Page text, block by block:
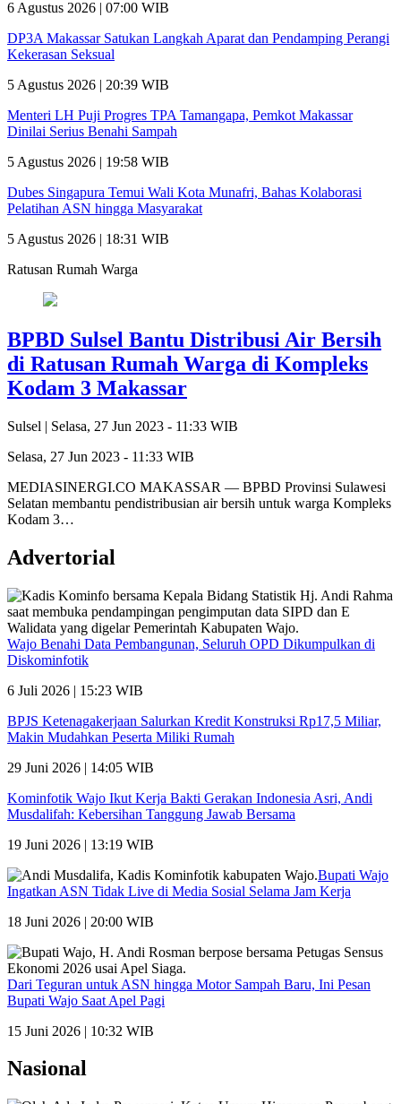
6 Agustus 2026 | 07:00 WIB
DP3A Makassar Satukan Langkah Aparat dan Pendamping Perangi
Kekerasan Seksual
5 Agustus 2026 | 20:39 WIB
Menteri LH Puji Progres TPA Tamangapa, Pemkot Makassar
Dinilai Serius Benahi Sampah
5 Agustus 2026 | 19:58 WIB
Dubes Singapura Temui Wali Kota Munafri, Bahas Kolaborasi
Pelatihan ASN hingga Masyarakat
5 Agustus 2026 | 18:31 WIB
Ratusan Rumah Warga
BPBD Sulsel Bantu Distribusi Air Bersih
di Ratusan Rumah Warga di Kompleks
Kodam 3 Makassar
Sulsel | Selasa, 27 Jun 2023 - 11:33 WIB
Selasa, 27 Jun 2023 - 11:33 WIB
MEDIASINERGI.CO MAKASSAR — BPBD Provinsi Sulawesi
Selatan membantu pendistribusian air bersih untuk warga Kompleks
Kodam 3…
Advertorial
Wajo Benahi Data Pembangunan, Seluruh OPD Dikumpulkan di
Diskominfotik
6 Juli 2026 | 15:23 WIB
BPJS Ketenagakerjaan Salurkan Kredit Konstruksi Rp17,5 Miliar,
Makin Mudahkan Peserta Miliki Rumah
29 Juni 2026 | 14:05 WIB
Kominfotik Wajo Ikut Kerja Bakti Gerakan Indonesia Asri, Andi
Musdalifah: Kebersihan Tanggung Jawab Bersama
19 Juni 2026 | 13:19 WIB
Bupati Wajo
Ingatkan ASN Tidak Live di Media Sosial Selama Jam Kerja
18 Juni 2026 | 20:00 WIB
Dari Teguran untuk ASN hingga Motor Sampah Baru, Ini Pesan
Bupati Wajo Saat Apel Pagi
15 Juni 2026 | 10:32 WIB
Nasional